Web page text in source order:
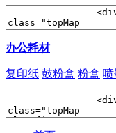
办公耗材
复印纸 鼓粉盒 粉盒